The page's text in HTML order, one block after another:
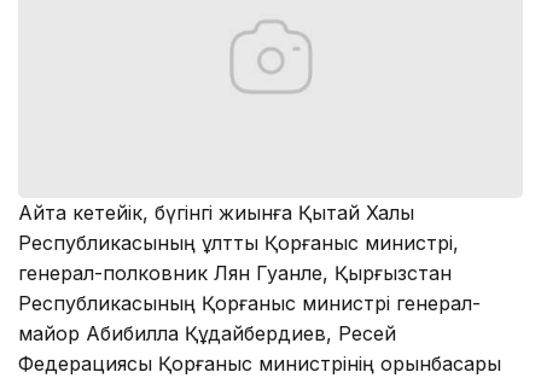
Айта кетейік, бүгінгі жиынға Қытай Халық
Республикасының ұлттық Қорғаныс министрі,
генерал-полковник Лян Гуанле, Қырғызстан
Республикасының Қорғаныс министрі генерал-
майор Абибилла Құдайбердиев, Ресей
Федерациясы Қорғаныс министрінің орынбасары